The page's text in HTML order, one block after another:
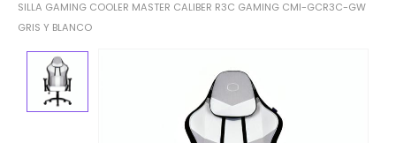
SILLA GAMING COOLER MASTER CALIBER R3C GAMING CMI-GCR3C-GW
GRIS Y BLANCO